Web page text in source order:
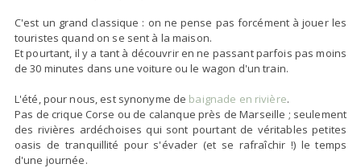
C'est un grand classique : on ne pense pas forcément à jouer les
touristes quand on se sent à la maison.
Et pourtant, il y a tant à découvrir en ne passant parfois pas moins
de 30 minutes dans une voiture ou le wagon d'un train.
L'été, pour nous, est synonyme de baignade en rivière.
Pas de crique Corse ou de calanque près de Marseille ; seulement
des rivières ardéchoises qui sont pourtant de véritables petites
oasis de tranquillité pour s'évader (et se rafraîchir !) le temps
d'une journée.